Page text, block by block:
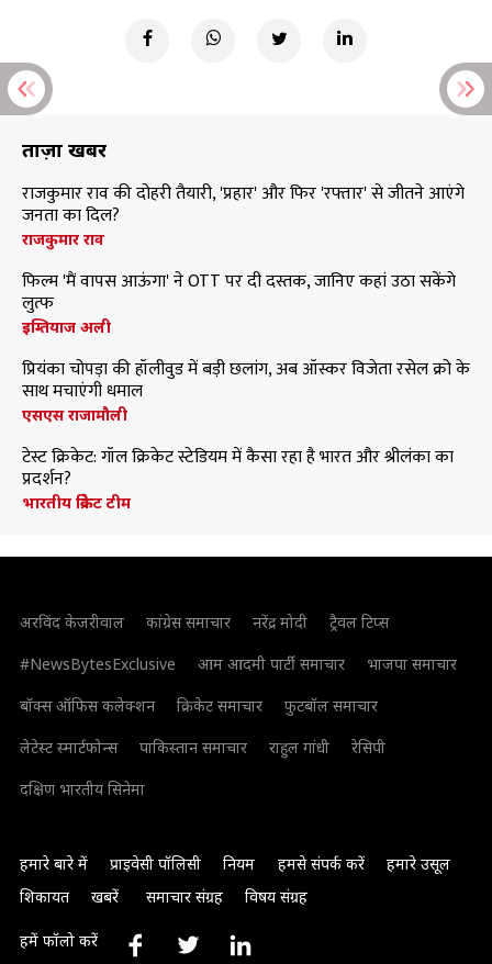
ताज़ा खबरें
राजकुमार राव की दोहरी तैयारी, 'प्रहार' और फिर 'रफ्तार' से जीतने आएंगे
जनता का दिल?
राजकुमार राव
फिल्म 'मैं वापस आऊंगा' ने OTT पर दी दस्तक, जानिए कहां उठा सकेंगे
लुत्फ
इम्तियाज अली
प्रियंका चोपड़ा की हॉलीवुड में बड़ी छलांग, अब ऑस्कर विजेता रसेल क्रो के
साथ मचाएंगी धमाल
एसएस राजामौली
टेस्ट क्रिकेट: गॉल क्रिकेट स्टेडियम में कैसा रहा है भारत और श्रीलंका का
प्रदर्शन?
भारतीय क्रिकेट टीम
अरविंद केजरीवाल कांग्रेस समाचार नरेंद्र मोदी
ट्रैवल टिप्स
#NewsBytesExclusive
आम आदमी पार्टी समाचार
भाजपा समाचार
बॉक्स ऑफिस कलेक्शन
क्रिकेट समाचार
फुटबॉल समाचार
लेटेस्ट स्मार्टफोन्स
पाकिस्तान समाचार राहुल गांधी
रेसिपी
दक्षिण भारतीय सिनेमा
हमारे बारे में प्राइवेसी पॉलिसी नियम हमसे संपर्क करें
हमारे उसूल
शिकायत
खबरें समाचार संग्रह विषय संग्रह
हमें फॉलो करें